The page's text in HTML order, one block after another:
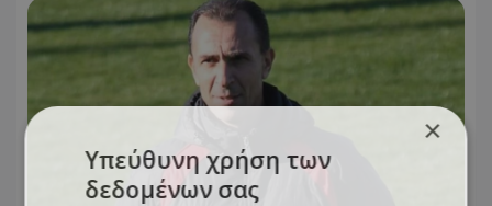
×
Υπεύθυνη χρήση των
δεδομένων σας